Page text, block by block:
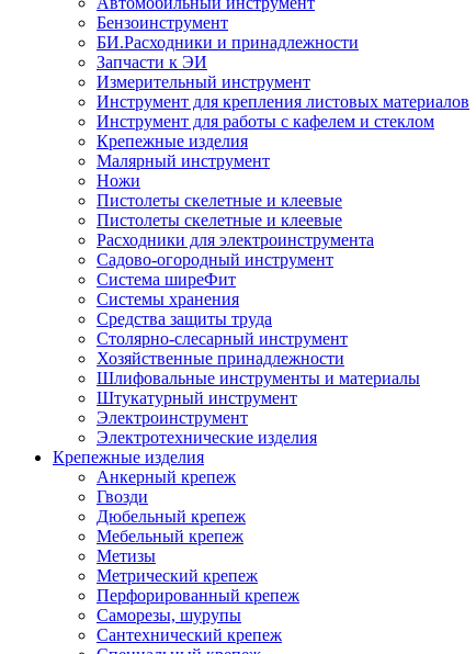
Бензоинструмент
БИ.Расходники и принадлежности
Запчасти к ЭИ
Измерительный инструмент
Инструмент для крепления листовых материалов
Инструмент для работы с кафелем и стеклом
Крепежные изделия
Малярный инструмент
Ножи
Пистолеты скелетные и клеевые
Пистолеты скелетные и клеевые
Расходники для электроинструмента
Садово-огородный инструмент
Система ширеФит
Системы хранения
Средства защиты труда
Столярно-слесарный инструмент
Хозяйственные принадлежности
Шлифовальные инструменты и материалы
Штукатурный инструмент
Электроинструмент
Электротехнические изделия
Крепежные изделия
Анкерный крепеж
Гвозди
Дюбельный крепеж
Мебельный крепеж
Метизы
Метрический крепеж
Перфорированный крепеж
Саморезы, шурупы
Сантехнический крепеж